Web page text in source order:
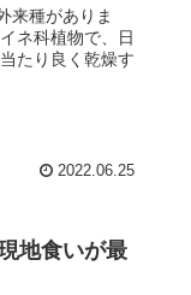
来種がありま
ネ科植物で、日
たり良く乾燥す
2022.06.25
地食いが最